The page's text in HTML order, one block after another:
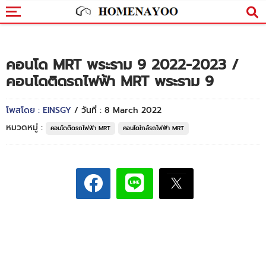
คอนโด MRT พระราม 9 2022-2023 /
คอนโดติดรถไฟฟ้า MRT พระราม 9
โพสโดย : EINSGY / วันที่ : 8 March 2022
หมวดหมู่ :
คอนโดติดรถไฟฟ้า MRT คอนโดใกล้รถไฟฟ้า MRT